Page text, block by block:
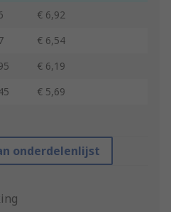
€ 6,92
€ 6,54
€ 6,19
€ 5,69
onderdelenlijst